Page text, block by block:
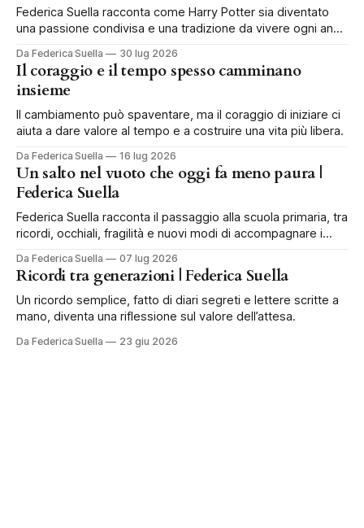
Federica Suella racconta come Harry Potter sia diventato
una passione condivisa e una tradizione da vivere ogni anno
Da Federica Suella 30 lug 2026
Il coraggio e il tempo spesso camminano
insieme
Il cambiamento può spaventare, ma il coraggio di iniziare ci
aiuta a dare valore al tempo e a costruire una vita più libera.
Da Federica Suella 16 lug 2026
Un salto nel vuoto che oggi fa meno paura |
Federica Suella
Federica Suella racconta il passaggio alla scuola primaria, tra
ricordi, occhiali, fragilità e nuovi modi di accompagnare i
Da Federica Suella 07 lug 2026
Ricordi tra generazioni | Federica Suella
Un ricordo semplice, fatto di diari segreti e lettere scritte a
mano, diventa una riflessione sul valore dell’attesa.
Da Federica Suella 23 giu 2026